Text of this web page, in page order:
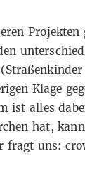
Projekten
Klage
ist alles
hat,
fragt uns: